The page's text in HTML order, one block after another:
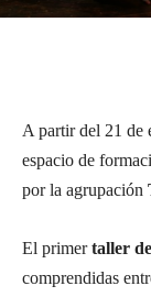
A partir del 21 de
espacio de
por la agrupación
El primertaller
comprendidas